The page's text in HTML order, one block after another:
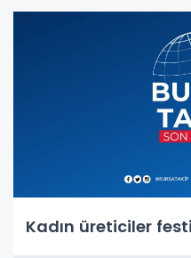
Kadın üreticiler